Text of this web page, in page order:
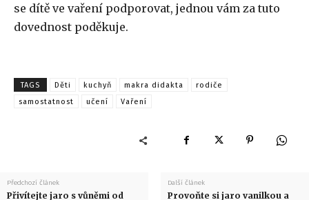
se dítě ve vaření podporovat, jednou vám za tuto
dovednost poděkuje.
TAGS Děti kuchyň makra didakta
rodiče
samostatnost
učení Vaření
Předchozí článek
Přivítejte jaro s vůněmi od
Další článek
Provoňte si jaro vanilkou a